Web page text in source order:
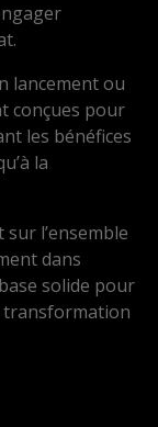
lancement ou
conçues pour
les bénéfices
la
l’ensemble
dans
solide pour
transformation